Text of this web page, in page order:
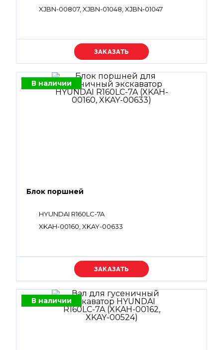
XJBN-00807, XJBN-01048, XJBN-01047
Уточняйте цену
В наличии
Блок поршней
HYUNDAI R160LC-7A
XKAH-00160, XKAY-00633
Уточняйте цену
В наличии